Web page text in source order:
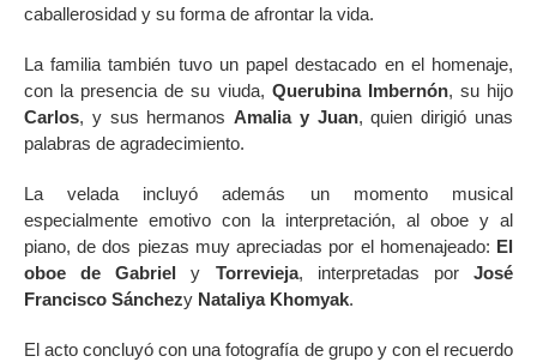
caballerosidad y su forma de afrontar la vida.
La familia también tuvo un papel destacado en el homenaje,
con la presencia de su viuda, Querubina Imbernón, su hijo
Carlos, y sus hermanosAmalia y Juan, quien dirigió unas
palabras de agradecimiento.
La velada incluyó además un momento musical
especialmente emotivo con la interpretación, al oboe y al
piano, de dos piezas muy apreciadas por el homenajeado: El
oboe de Gabriel y Torrevieja, interpretadas porJosé
Francisco Sánchezy Nataliya Khomyak.
El acto concluyó con una fotografía de grupo y con el recuerdo